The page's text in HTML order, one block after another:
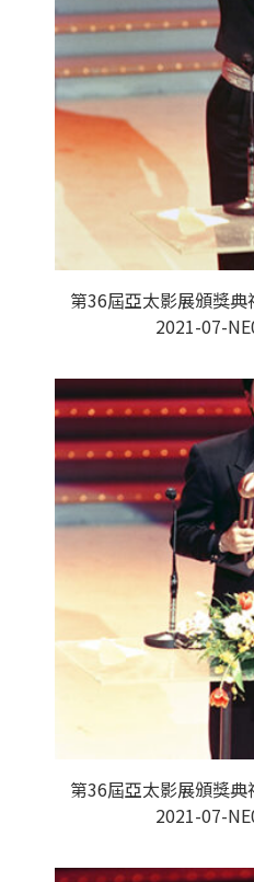
第36屆亞太影展頒獎典
2021-07-
第36屆亞太影展頒獎典
2021-07-